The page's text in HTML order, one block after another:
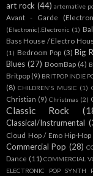
art rock (44) arternative
Avant - Garde
(Electronic).Electronic (1)
Bass House / Electro
(1) Bedroom Pop (3) Big
Blues (27) BoomBap (4)
Britpop (9) BRITPOP INDIE
(8) CHILDREN'S MUSIC (1)
Christian (9) Christmas (2)
Classic Rock
Classical/Instrumental
Cloud Hop / Emo Hip-Hop
Commercial Pop (28)
Dance (11) COMMERCIAL
ELECTRONIC POP SYNTH